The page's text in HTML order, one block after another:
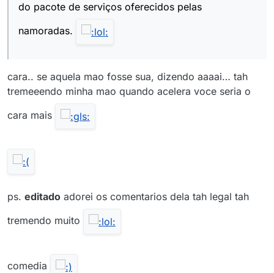
do pacote de serviços oferecidos pelas
namoradas.
cara.. se aquela mao fosse sua, dizendo aaaai… tah
tremeeendo minha mao quando acelera voce seria o
cara mais
ps. editado adorei os comentarios dela tah legal tah
tremendo muito
comedia